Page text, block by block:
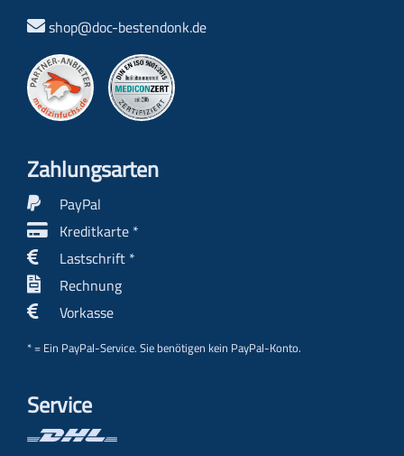
shop@doc-bestendonk.de
Zahlungs­arten
PayPal
Kreditkarte *
Lastschrift *
Rechnung
Vorkasse
* = Ein PayPal-Service. Sie benötigen kein PayPal-Konto.
Service